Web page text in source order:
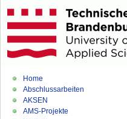
Home
Abschlussarbeiten
AKSEN
AMS-Projekte